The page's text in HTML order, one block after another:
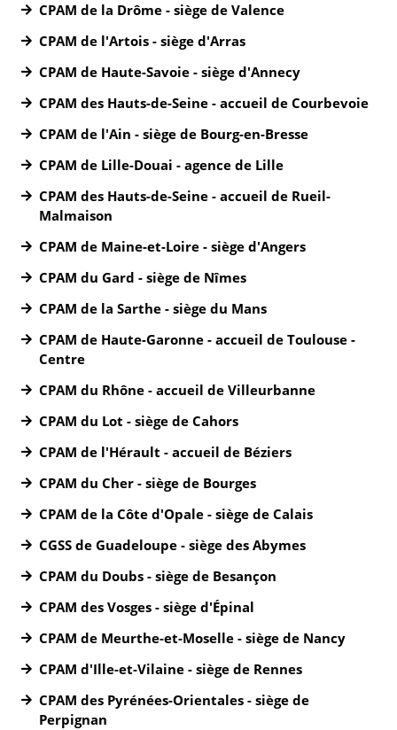
CPAM de la Drôme - siège de Valence
CPAM de l'Artois - siège d'Arras
CPAM de Haute-Savoie - siège d'Annecy
CPAM des Hauts-de-Seine - accueil de Courbevoie
CPAM de l'Ain - siège de Bourg-en-Bresse
CPAM de Lille-Douai - agence de Lille
CPAM des Hauts-de-Seine - accueil de Rueil-
Malmaison
CPAM de Maine-et-Loire - siège d'Angers
CPAM du Gard - siège de Nîmes
CPAM de la Sarthe - siège du Mans
CPAM de Haute-Garonne - accueil de Toulouse -
Centre
CPAM du Rhône - accueil de Villeurbanne
CPAM du Lot - siège de Cahors
CPAM de l'Hérault - accueil de Béziers
CPAM du Cher - siège de Bourges
CPAM de la Côte d'Opale - siège de Calais
CGSS de Guadeloupe - siège des Abymes
CPAM du Doubs - siège de Besançon
CPAM des Vosges - siège d'Épinal
CPAM de Meurthe-et-Moselle - siège de Nancy
CPAM d'Ille-et-Vilaine - siège de Rennes
CPAM des Pyrénées-Orientales - siège de
Perpignan